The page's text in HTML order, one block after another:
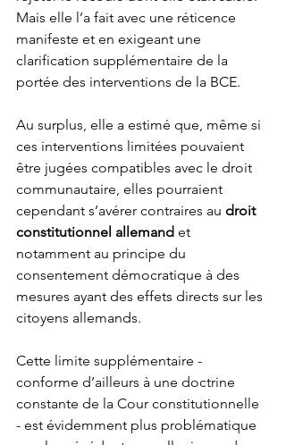
Mais elle l’a fait avec une réticence
manifeste et en exigeant une
clarification supplémentaire de la
portée des interventions de la BCE.
Au surplus, elle a estimé que, même si
ces interventions limitées pouvaient
être jugées compatibles avec le droit
communautaire, elles pourraient
cependant s’avérer contraires au droit
constitutionnel allemand et
notamment au principe du
consentement démocratique à des
mesures ayant des effets directs sur les
citoyens allemands.
Cette limite supplémentaire -
conforme d’ailleurs à une doctrine
constante de la Cour constitutionnelle
- est évidemment plus problématique